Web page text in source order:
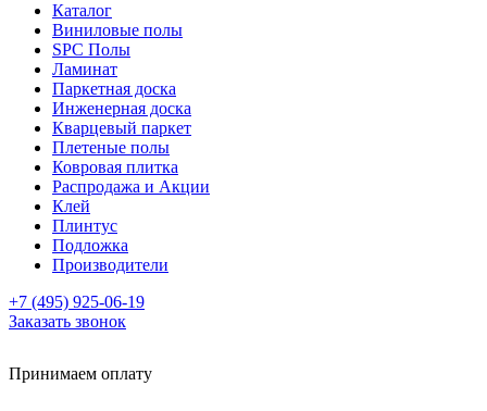
Каталог
Виниловые полы
SPC Полы
Ламинат
Паркетная доска
Инженерная доска
Кварцевый паркет
Плетеные полы
Ковровая плитка
Распродажа и Акции
Клей
Плинтус
Подложка
Производители
+7 (495) 925-06-19
Заказать звонок
Принимаем оплату